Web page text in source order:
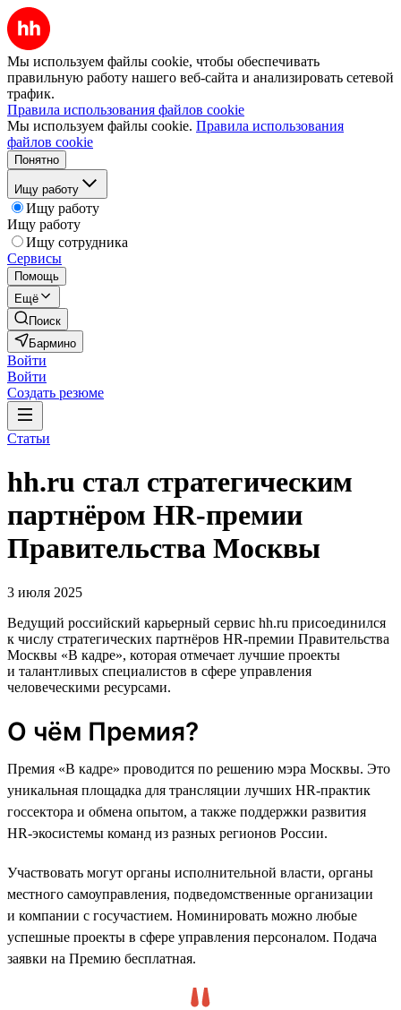
Мы используем файлы cookie, чтобы обеспечивать
правильную работу нашего веб-сайта и анализировать сетевой
трафик.
Правила использования файлов cookie
Мы используем файлы cookie. Правила использования
файлов cookie
Понятно
Ищу работу
Ищу работу
Ищу работу
Ищу сотрудника
Сервисы
Помощь
Ещё
Поиск
Бармино
Войти
Войти
Создать резюме
Статьи
hh.ru стал стратегическим
партнёром HR-премии
Правительства Москвы
3 июля 2025
Ведущий российский карьерный сервис hh.ru присоединился
к числу стратегических партнёров HR-премии Правительства
Москвы «В кадре», которая отмечает лучшие проекты
и талантливых специалистов в сфере управления
человеческими ресурсами.
О чём Премия?
Премия «В кадре» проводится по решению мэра Москвы. Это
уникальная площадка для трансляции лучших HR-практик
госсектора и обмена опытом, а также поддержки развития
HR-экосистемы команд из разных регионов России.
Участвовать могут органы исполнительной власти, органы
местного самоуправления, подведомственные организации
и компании с госучастием. Номинировать можно любые
успешные проекты в сфере управления персоналом. Подача
заявки на Премию бесплатная.